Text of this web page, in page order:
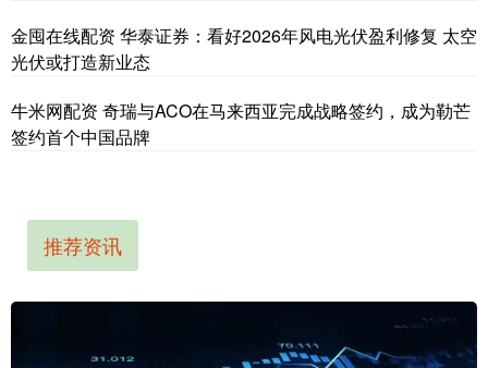
金囤在线配资 华泰证券：看好2026年风电光伏盈利修复 太空
光伏或打造新业态
牛米网配资 奇瑞与ACO在马来西亚完成战略签约，成为勒芒
签约首个中国品牌
推荐资讯